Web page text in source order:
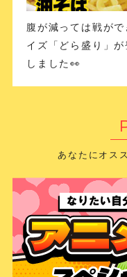
腹が減っては戦が
イズ「どら盛り」
しました👀
あなたにオス